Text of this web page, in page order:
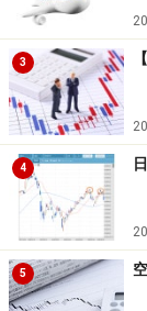
4月オスス
ーション
【業務内容】
理、仲介まで
【単元株数】
【最低購入金
【権利確定月
【配当利回り
3
4
5